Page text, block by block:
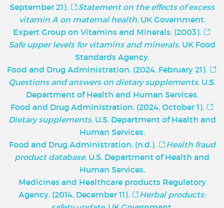
September 21).
Statement on the effects of excess
vitamin A on maternal health. UK Government.
Expert Group on Vitamins and Minerals. (2003).
Safe upper levels for vitamins and minerals. UK Food
Standards Agency.
Food and Drug Administration. (2024, February 21).
Questions and answers on dietary supplements. U.S.
Department of Health and Human Services.
Food and Drug Administration. (2024, October 1).
Dietary supplements. U.S. Department of Health and
Human Services.
Food and Drug Administration. (n.d.).
Health fraud
product database. U.S. Department of Health and
Human Services.
Medicines and Healthcare products Regulatory
Agency. (2014, December 11).
Herbal products: